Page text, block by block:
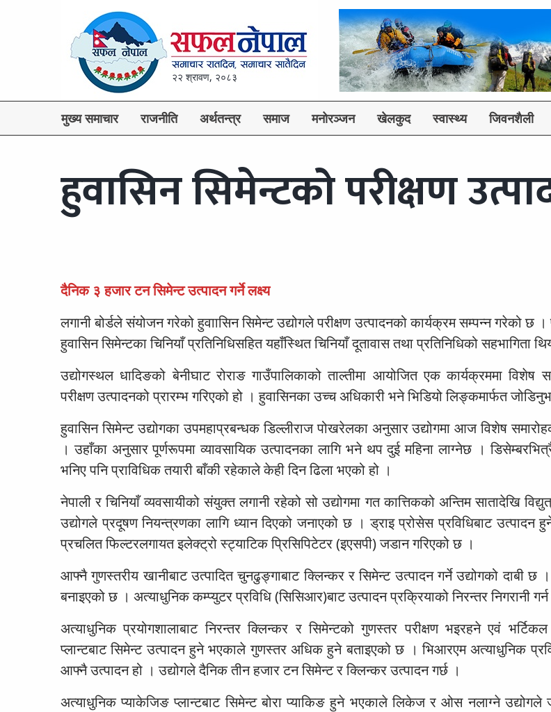
२२ श्रावण, २०८३
मुख्य समाचार राजनीति अर्थतन्त्र समाज मनोरञ्जन खेलकुद स्वास्थ्य जिवनशैली
हुवासिन सिमेन्टको परीक्षण
दैनिक ३ हजार टन सिमेन्ट उत्पादन गर्ने लक्ष्य
लगानी बोर्डले संयोजन गरेको हुवाासिन सिमेन्ट उद्योगले परीक्षण उत्पादनको कार्यक्रम सम्पन्न गरेको छ ।
हुवासिन सिमेन्टका चिनियाँ प्रतिनिधिसहित यहाँस्थित चिनियाँ दूतावास तथा प्रतिनिधिको सहभागिता
उद्योगस्थल धादिङको बेनीघाट रोराङ गाउँपालिकाको ताल्तीमा आयोजित एक कार्यक्रममा विशेष
परीक्षण उत्पादनको प्रारम्भ गरिएको हो । हुवासिनका उच्च अधिकारी भने भिडियो लिङ्कमार्फत
हुवासिन सिमेन्ट उद्योगका उपमहाप्रबन्धक डिल्लीराज पोखरेलका अनुसार उद्योगमा आज विशेष
। उहाँका अनुसार पूर्णरूपमा व्यावसायिक उत्पादनका लागि भने थप दुई महिना लाग्नेछ ।
भनिए पनि प्राविधिक तयारी बाँकी रहेकाले केही दिन ढिला भएको हो ।
नेपाली र चिनियाँ व्यवसायीको संयुक्त लगानी रहेको सो उद्योगमा गत कात्तिकको अन्तिम सातादेखि
उद्योगले प्रदूषण नियन्त्रणका लागि ध्यान दिएको जनाएको छ । ड्राइ प्रोसेस प्रविधिबाट उत्पादन
प्रचलित फिल्टरलगायत इलेक्ट्रो स्ट्याटिक प्रिसिपिटेटर (इएसपी) जडान गरिएको छ ।
आफ्नै गुणस्तरीय खानीबाट उत्पादित चुनढुङ्गाबाट क्लिन्कर र सिमेन्ट उत्पादन गर्ने उद्योगको दाबी छ ।
बनाइएको छ । अत्याधुनिक कम्प्युटर प्रविधि (सिसिआर)बाट उत्पादन प्रक्रियाको निरन्तर निगरानी
अत्याधुनिक प्रयोगशालाबाट निरन्तर क्लिन्कर र सिमेन्टको गुणस्तर परीक्षण भइरहने एवं
प्लान्टबाट सिमेन्ट उत्पादन हुने भएकाले गुणस्तर अधिक हुने बताइएको छ । भिआरएम अत्याधुनिक
आफ्नै उत्पादन हो । उद्योगले दैनिक तीन हजार टन सिमेन्ट र क्लिन्कर उत्पादन गर्छ ।
अत्याधुनिक प्याकेजिङ प्लान्टबाट सिमेन्ट बोरा प्याकिङ हुने भएकाले लिकेज र ओस नलाग्ने